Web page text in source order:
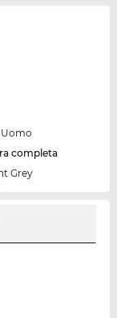
Uomo
completa
Grey